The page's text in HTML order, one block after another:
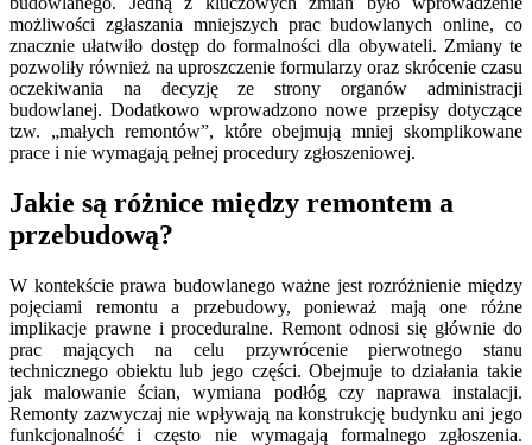
możliwości zgłaszania mniejszych prac budowlanych online, co
znacznie ułatwiło dostęp do formalności dla obywateli. Zmiany te
pozwoliły również na uproszczenie formularzy oraz skrócenie czasu
oczekiwania na decyzję ze strony organów administracji
budowlanej. Dodatkowo wprowadzono nowe przepisy dotyczące
tzw. „małych remontów”, które obejmują mniej skomplikowane
prace i nie wymagają pełnej procedury zgłoszeniowej.
Jakie są różnice między remontem a
przebudową?
W kontekście prawa budowlanego ważne jest rozróżnienie między
pojęciami remontu a przebudowy, ponieważ mają one różne
implikacje prawne i proceduralne. Remont odnosi się głównie do
prac mających na celu przywrócenie pierwotnego stanu
technicznego obiektu lub jego części. Obejmuje to działania takie
jak malowanie ścian, wymiana podłóg czy naprawa instalacji.
Remonty zazwyczaj nie wpływają na konstrukcję budynku ani jego
funkcjonalność i często nie wymagają formalnego zgłoszenia.